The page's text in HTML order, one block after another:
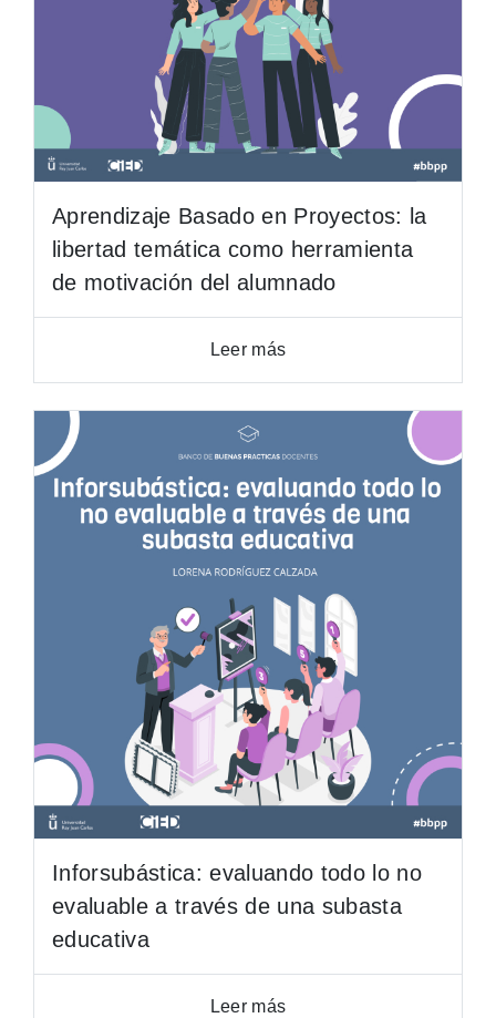
Aprendizaje Basado en Proyectos: la
libertad temática como herramienta
de motivación del alumnado
Leer más
Inforsubástica: evaluando todo lo no
evaluable a través de una subasta
educativa
Leer más